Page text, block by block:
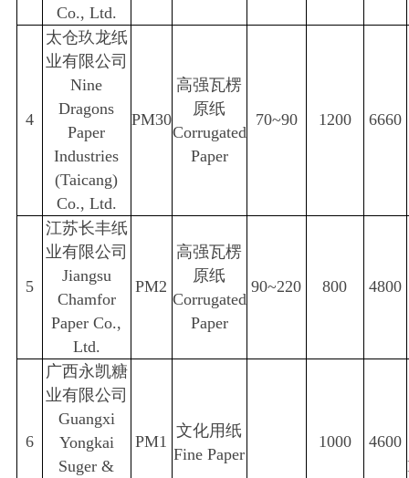
Co., Ltd.
4
太仓玖龙纸
业有限公司
Nine
Dragons
Paper
Industries
(Taicang)
Co., Ltd.
PM30
高强瓦楞
原纸
Corrugated
Paper
70~90 1200 6660
5
江苏长丰纸
业有限公司
Jiangsu
Chamfor
Paper Co.,
Ltd.
PM2
高强瓦楞
原纸
Corrugated
Paper
90~220 800 4800
6
广西永凯糖
业有限公司
Guangxi
Yongkai
Suger &
PM1
文化用纸
Fine Paper
1000
4600